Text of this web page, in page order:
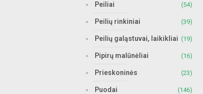
Peiliai (54)
Peilių rinkiniai (39)
Peilių galąstuvai, laikikliai (19)
Pipirų malūnėliai (16)
Prieskoninės (23)
Puodai (146)